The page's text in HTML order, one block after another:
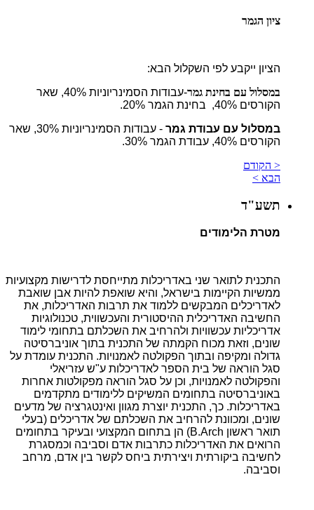
ציון הגמר
הציון ייקבע לפי השקלול הבא:
במסלול עם בחינת גמר
-עבודות הסמינריוניות 40%, שאר
הקורסים 40%, בחינת הגמר 20%.
במסלול עם עבודת גמר
- עבודות הסמינריוניות 30%, שאר
הקורסים 40%, עבודת הגמר 30%.
< הקודם
הבא >
תשע"ד
מטרת הלימודים
התכנית לתואר שני באדריכלות מתייחסת לדרישות מקצועיות
ממשיות הקיימות בישראל, והיא שואפת להיות אבן שואבת
לאדריכלים המבקשים ללמוד את תרבות האדריכלות, את
החשיבה האדריכלית ההיסטורית והעכשווית, טכנולוגיות
אדריכליות עכשוויות ולהרחיב את השכלתם בתחומי לימוד
שונים, וזאת מכוח הקמתה של התכנית בתוך אוניברסיטה
גדולה ומקיפה ובתוך הפקולטה לאמנויות. התכנית עומדת על
סגל הוראה של בית הספר לאדריכלות ע"ש עזריאלי
והפקולטה לאמנויות, וכן על סגל הוראה מפקולטות אחרות
באוניברסיטה בתחומים המשיקים ללימודים מתקדמים
באדריכלות. כך, התכנית יוצרת מגוון ואינטגרציה של מדעים
שונים, ומכוונת להרחיב את השכלתם של אדריכלים (בעלי
תואר ראשון B.Arch) הן בתחום המקצועי ובעיקר בתחומים
הרואים את האדריכלות כתרבות אדם וסביבה וכמסגרת
לחשיבה ביקורתית ויצירתית ביחס לקשר בין אדם, מרחב
וסביבה.